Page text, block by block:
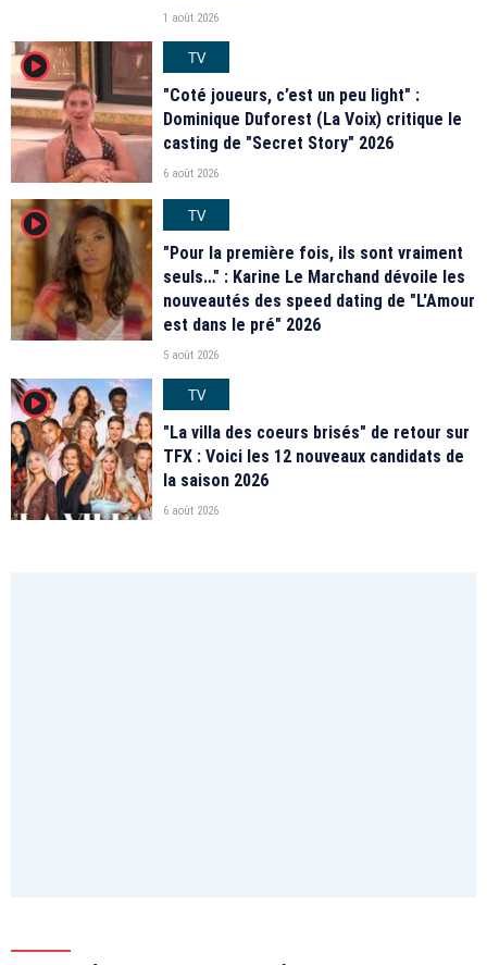
1 août 2026
player2
TV
"Coté joueurs, c’est un peu light" :
Dominique Duforest (La Voix) critique le
casting de "Secret Story" 2026
6 août 2026
player2
TV
"Pour la première fois, ils sont vraiment
seuls…" : Karine Le Marchand dévoile les
nouveautés des speed dating de "L'Amour
est dans le pré" 2026
5 août 2026
player2
TV
"La villa des coeurs brisés" de retour sur
TFX : Voici les 12 nouveaux candidats de
la saison 2026
6 août 2026